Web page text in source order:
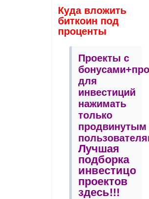
Куда вложить
биткоин под
проценты
Проекты с
для
инвестиций
нажимать
только
продвинутым
Лучшая
подборка
проектов
здесь!!!